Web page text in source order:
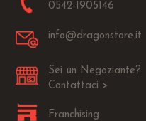
0542-1905146
info@dragonstore.it
Sei un Negoziante?
Contattaci >
Franchising